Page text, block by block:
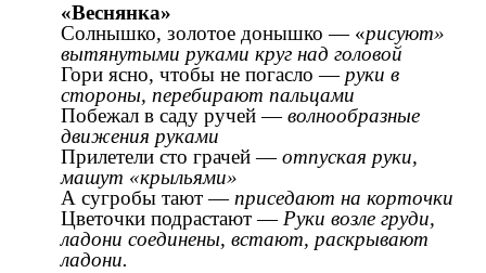
«Веснянка»
Солнышко, золотое донышко — «рисуют»
вытянутыми руками круг над головой
Гори ясно, чтобы не погасло — руки в
стороны, перебирают пальцами
Побежал в саду ручей —волнообразные
движения руками
Прилетели сто грачей —отпуская руки,
машут «крыльями»
А сугробы тают — приседают на корточки
Цветочки подрастают — Руки возле груди,
ладони соединены, встают, раскрывают
ладони.